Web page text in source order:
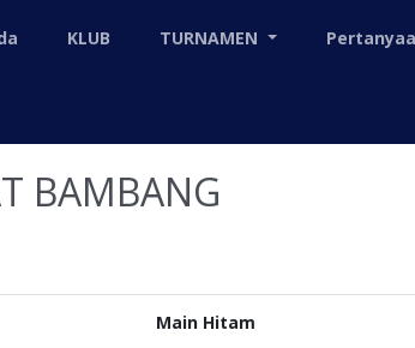
KLUB TURNAMEN
BAMBANG
Main Hitam